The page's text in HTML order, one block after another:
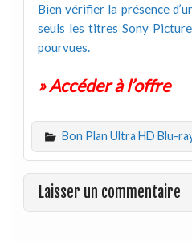
Bien vérifier la présence
seuls les titres Sony
pourvues.
» Accéder à l’offre
Bon Plan Ultra HD Blu-
Laisser un commentaire